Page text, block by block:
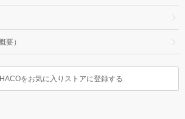
要）
をお気に入りストアに登録する